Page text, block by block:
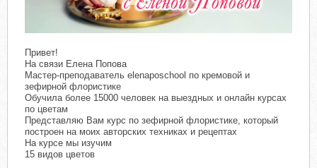
Привет!
На связи Елена Попова
Мастер-преподаватель elenaposchool по кремовой и
зефирной флористике
Обучила более 15000 человек на выездных и онлайн курсах
по цветам
Представляю Вам курс по зефирной флористике, который
построен на моих авторских техниках и рецептах
На курсе мы изучим
15 видов цветов